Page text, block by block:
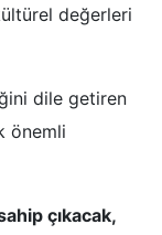
değerleri
dile getiren
önemli
çıkacak,